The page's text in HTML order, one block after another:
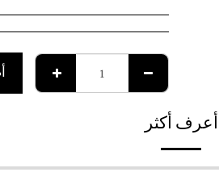
أعرف أكثر